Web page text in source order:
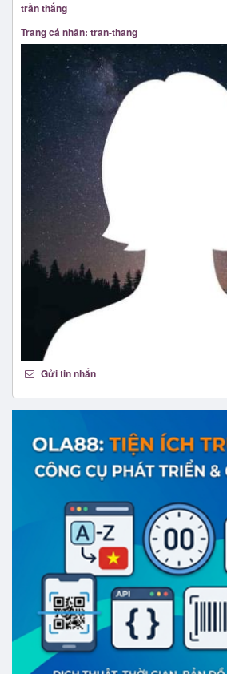
trần thắng
Trang cá nhân: tran-thang
Gửi tin nhắn